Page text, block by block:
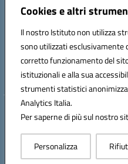
Cookies e altri
Il nostro Istituto non utilizza
sono utilizzati esclusivamente
corretto funzionamento del
istituzionali e alla sua
strumenti statistici
Analytics Italia.
Per saperne di più sul nostro
Personalizza
Traversa Fondo d'Orto n.19B -
(NA) - Tel. 0818701043 - Mail:
Codice meccanografico:
C.F. 82009060631 - Codice
UFUAUC
Hosting &
Concept &